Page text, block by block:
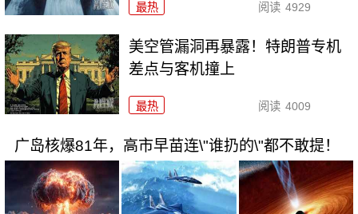
最热 阅读 4929
美空管漏洞再暴露！特朗普专机
差点与客机撞上
最热 阅读 4009
广岛核爆81年，高市早苗连\"谁扔的\"都不敢提！